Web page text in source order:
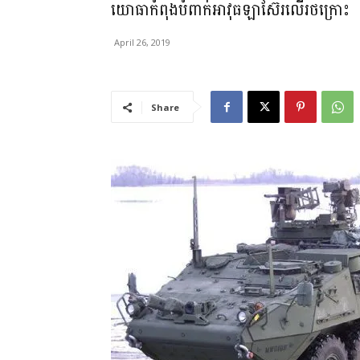
យោធាកំពុងបំពាក់អាវុធឡាស៊ែរលើរថក្រោះ
April 26, 2019
Share